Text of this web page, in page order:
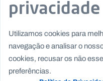
privacidade
Utilizamos cookies para
navegação e analisar o
cookies, recusar os não
preferências.